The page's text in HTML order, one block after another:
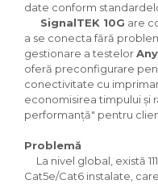
date conform
SignalTEK 10G are
a se conecta fără
gestionare a testelor
oferă preconfigurare
conectivitate cu
economisirea timpului și
performanță" pentru
Problemă
La nivel global, există
Cat5e/Cat6 instalate,